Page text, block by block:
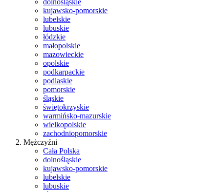
dolnośląskie
kujawsko-pomorskie
lubelskie
lubuskie
łódzkie
małopolskie
mazowieckie
opolskie
podkarpackie
podlaskie
pomorskie
śląskie
świętokrzyskie
warmińsko-mazurskie
wielkopolskie
zachodniopomorskie
Mężczyźni
Cała Polska
dolnośląskie
kujawsko-pomorskie
lubelskie
lubuskie